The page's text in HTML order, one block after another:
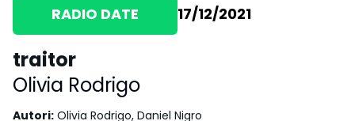
RADIO DATE 17/12/2021
traitor
Olivia Rodrigo
Autori: Olivia Rodrigo, Daniel Nigro